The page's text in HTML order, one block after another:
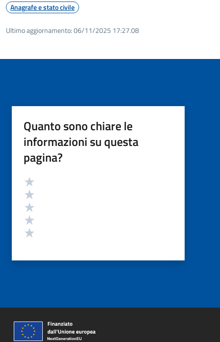
Anagrafe e stato civile
Ultimo aggiornamento:06/11/2025 17:27.08
Quanto sono chiare le
informazioni su questa
pagina?
Valutazione